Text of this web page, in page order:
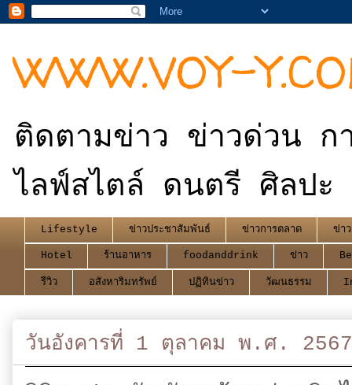
WWW.VOY-
ติดตามข่าว ข่าวด่วน ก
ไลฟ์สไตล์ ดนตรี ศิลปะ
Lifestyle ข่าวประชาสัมพันธ์ ข่าวการตลาด ข่า
Hotel ร้านอาหาร foodanddrink ข่าว
รีวิว อสังหาริมทรัพย์ ปฏิทินข่าว วัฒนธรรม
วันอังคารที่ 1 ตุลาคม พ.ศ. 2567